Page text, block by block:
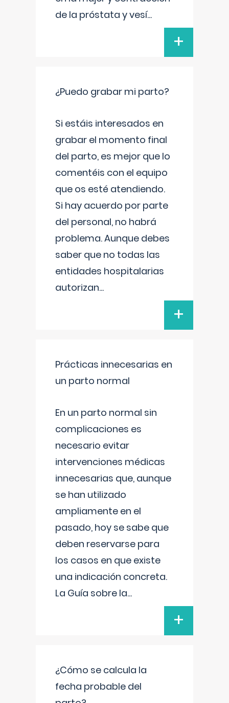
de la próstata y vesí...
+
¿Puedo grabar mi parto?
Si estáis interesados en
grabar el momento final
del parto, es mejor que lo
comentéis con el equipo
que os esté atendiendo.
Si hay acuerdo por parte
del personal, no habrá
problema. Aunque debes
saber que no todas las
entidades hospitalarias
autorizan...
+
Prácticas innecesarias en
un parto normal
En un parto normal sin
complicaciones es
necesario evitar
intervenciones médicas
innecesarias que, aunque
se han utilizado
ampliamente en el
pasado, hoy se sabe que
deben reservarse para
los casos en que existe
una indicación concreta.
La Guía sobre la...
+
¿Cómo se calcula la
fecha probable del